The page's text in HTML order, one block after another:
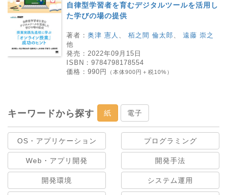
自律型学習者を育むデジタルツールを活用し
た学びの場の提供
著者： 奥津 憲人 栢之間 倫太郎
遠藤 崇之
他
発売： 2022年09月15日
ISBN： 9784798178554
価格： 990円 （本体900円＋税10%）
キーワードから探す 紙 電子
OS・アプリケーション プログラミング
Web・アプリ開発 開発手法
開発環境 システム運用